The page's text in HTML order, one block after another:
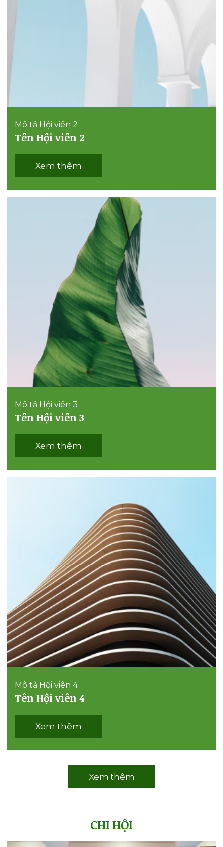
Mô tả Hội viên 2
Tên Hội viên 2
Xem thêm
Mô tả Hội viên 3
Tên Hội viên 3
Xem thêm
Mô tả Hội viên 4
Tên Hội viên 4
Xem thêm
Xem thêm
CHI HỘI